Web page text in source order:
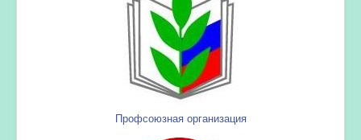
Профсоюзная организация